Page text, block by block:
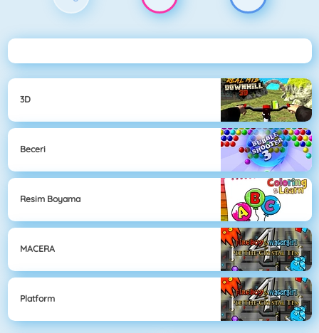
3D
Beceri
Resim Boyama
MACERA
Platform